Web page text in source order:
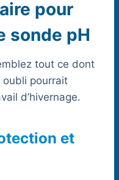
pour
sonde pH
tout ce dont
pourrait
d’hivernage.
et